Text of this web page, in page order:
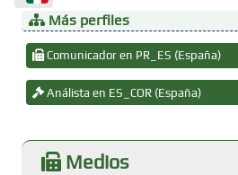
Más perfiles
Comunicador en PR_ES (España)
Análista en ES_COR (España)
Medios